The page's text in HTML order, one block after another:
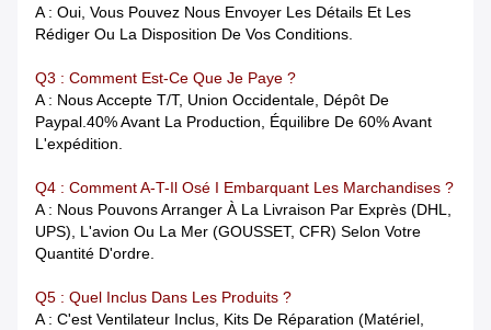
A : Oui, Vous Pouvez Nous Envoyer Les Détails Et Les
Rédiger Ou La Disposition De Vos Conditions.
Q3 : Comment Est-Ce Que Je Paye ?
A : Nous Accepte T/T, Union Occidentale, Dépôt De
Paypal.40% Avant La Production, Équilibre De 60% Avant
L'expédition.
Q4 : Comment A-T-Il Osé I Embarquant Les Marchandises ?
A : Nous Pouvons Arranger À La Livraison Par Exprès (DHL,
UPS), L'avion Ou La Mer (GOUSSET, CFR) Selon Votre
Quantité D'ordre.
Q5 : Quel Inclus Dans Les Produits ?
A : C'est Ventilateur Inclus, Kits De Réparation (matériel,